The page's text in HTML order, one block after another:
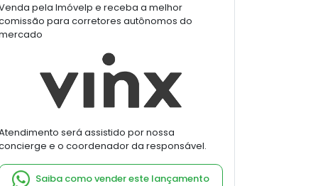
pela Imóvelp e receba a melhor
para corretores autônomos do
será assistido por nossa
e o coordenador da responsável.
Saiba como vender este lançamento